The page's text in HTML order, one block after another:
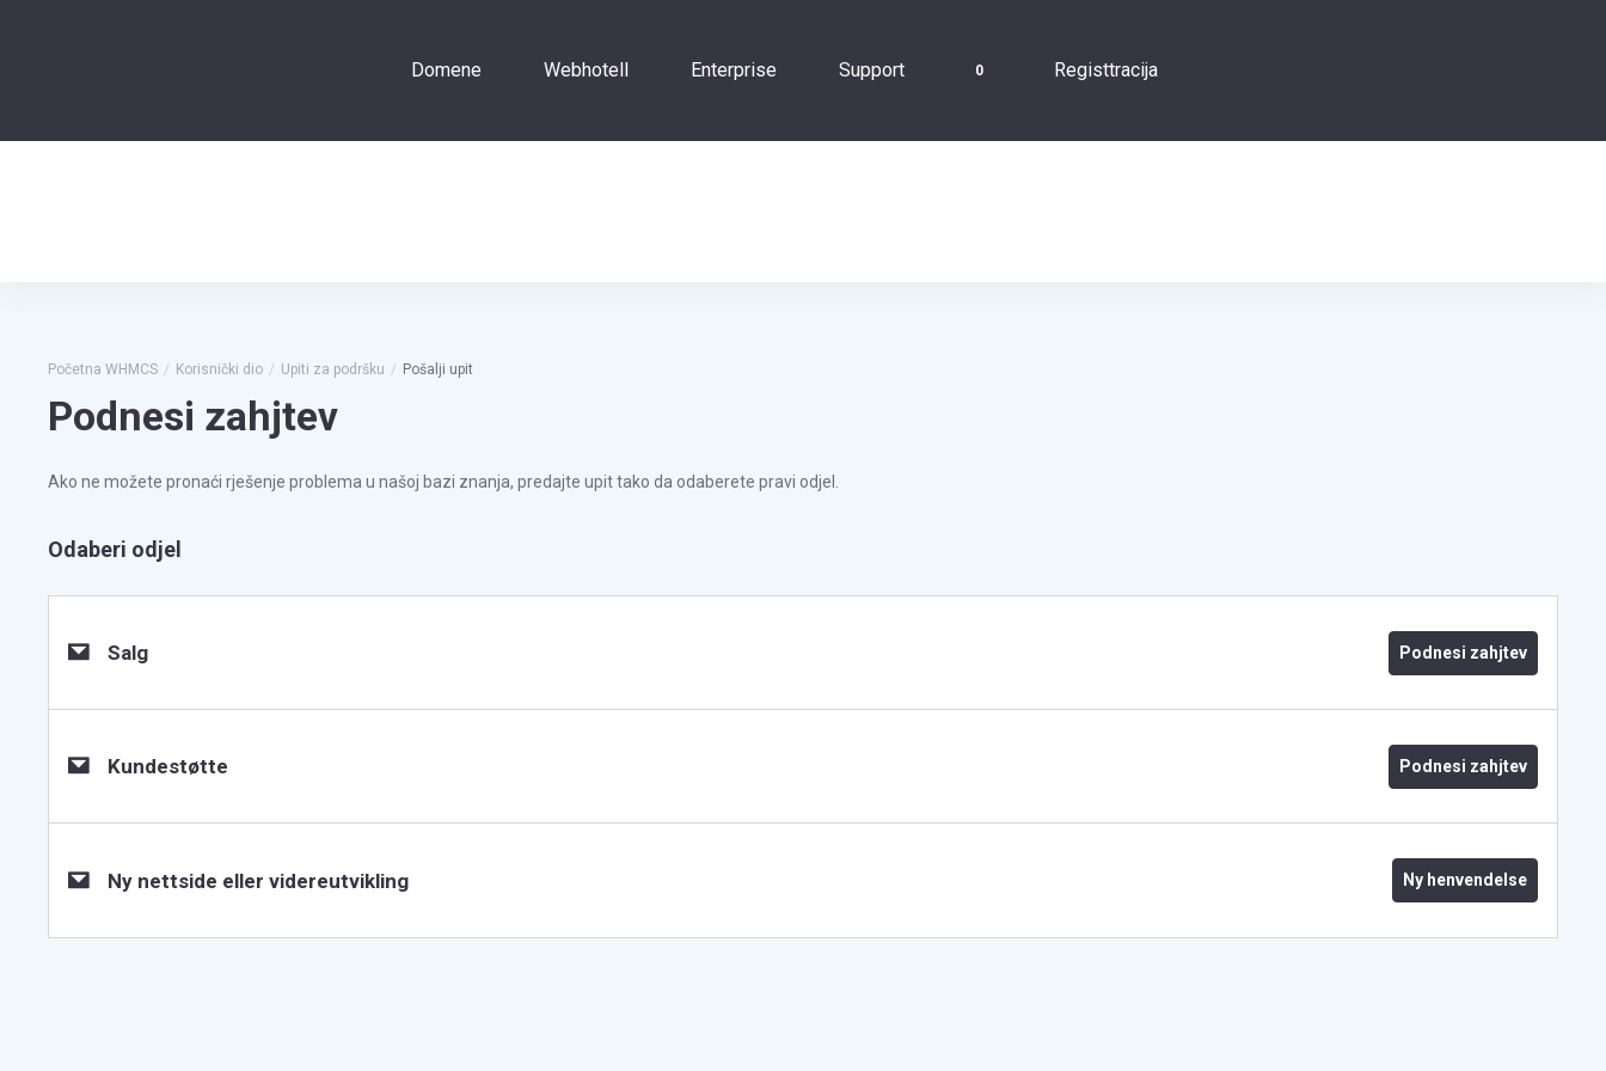
Domene Webhotell Enterprise Support 0 Registtracija
Početna WHMCS Korisnički dio Upiti za podršku Pošalji upit
Podnesi zahjtev
Ako ne možete pronaći rješenje problema u našoj bazi znanja, predajte upit tako da odaberete pravi odjel.
Odaberi odjel
Salg Podnesi zahjtev
Kundestøtte Podnesi zahjtev
Ny nettside eller videreutvikling Ny henvendelse